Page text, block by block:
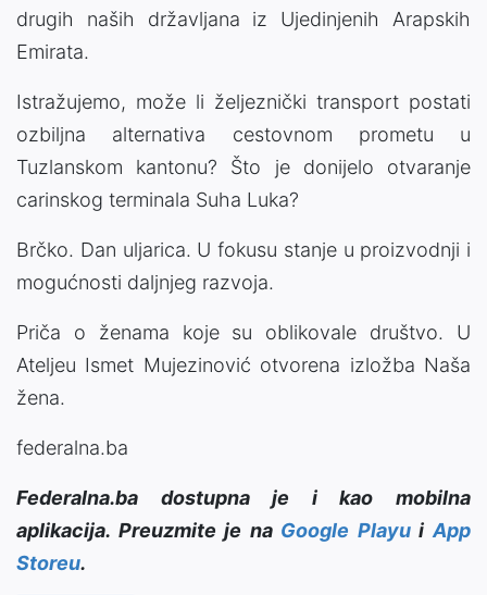
drugih naših državljana iz Ujedinjenih Arapskih
Emirata.
Istražujemo, može li željeznički transport postati
ozbiljna alternativa cestovnom prometu u
Tuzlanskom kantonu? Što je donijelo otvaranje
carinskog terminala Suha Luka?
Brčko. Dan uljarica. U fokusu stanje u proizvodnji i
mogućnosti daljnjeg razvoja.
Priča o ženama koje su oblikovale društvo. U
Ateljeu Ismet Mujezinović otvorena izložba Naša
žena.
federalna.ba
Federalna.ba dostupna je i kao mobilna
aplikacija. Preuzmite je na Google PlayuiApp
Storeu.